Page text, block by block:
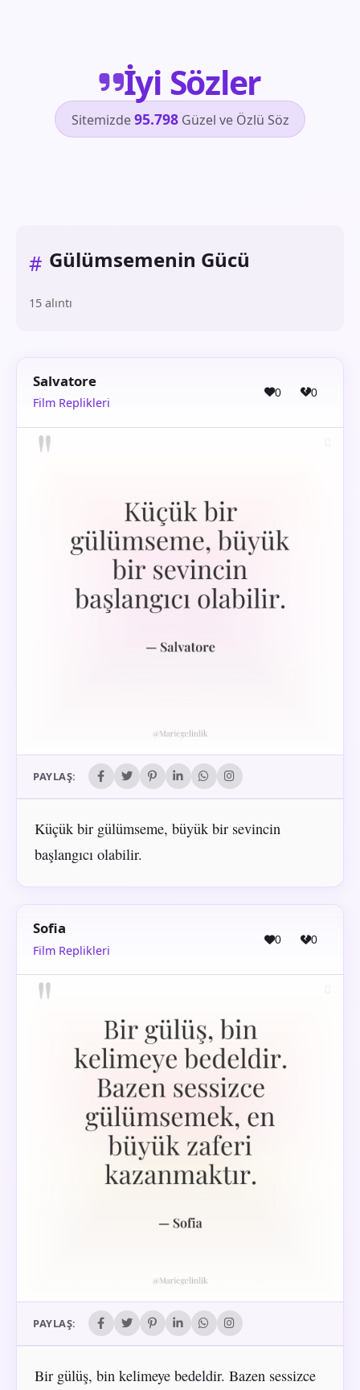
İyi Sözler
Sitemizde95.798Güzel ve Özlü Söz
# Gülümsemenin Gücü
15 alıntı
Salvatore
Film Replikleri
0 0
PAYLAŞ:
Küçük bir gülümseme, büyük bir sevincin
başlangıcı olabilir.
Sofia
Film Replikleri
0 0
PAYLAŞ:
Bir gülüş, bin kelimeye bedeldir. Bazen sessizce